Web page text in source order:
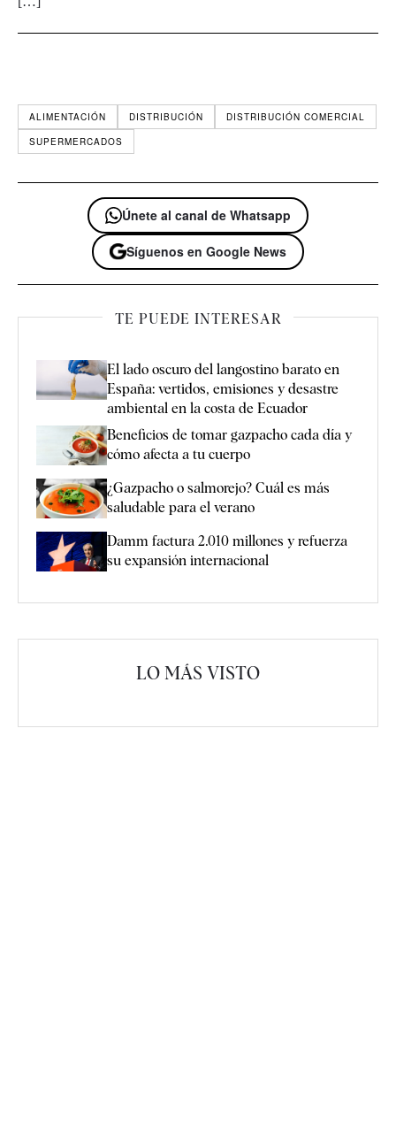
ALIMENTACIÓN DISTRIBUCIÓN
DISTRIBUCIÓN COMERCIAL
SUPERMERCADOS
Únete al canal de Whatsapp
Síguenos en Google News
TE PUEDE INTERESAR
El lado oscuro del langostino barato en
España: vertidos, emisiones y desastre
ambiental en la costa de Ecuador
Beneficios de tomar gazpacho cada día y
cómo afecta a tu cuerpo
¿Gazpacho o salmorejo? Cuál es más
saludable para el verano
Damm factura 2.010 millones y refuerza
su expansión internacional
LO MÁS VISTO